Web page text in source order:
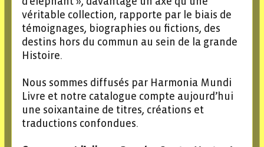
véritable collection, rapporte par le biais de
témoignages, biographies ou fictions, des
destins hors du commun au sein de la grande
Histoire.
Nous sommes diffusés par Harmonia Mundi
Livre et notre catalogue compte aujourd’hui
une soixantaine de titres, créations et
traductions confondues.